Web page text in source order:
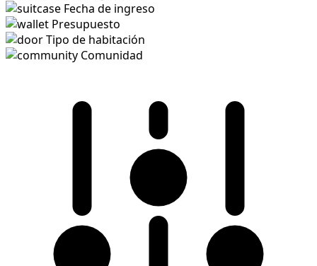
Fecha de ingreso
Presupuesto
Tipo de habitación
Comunidad